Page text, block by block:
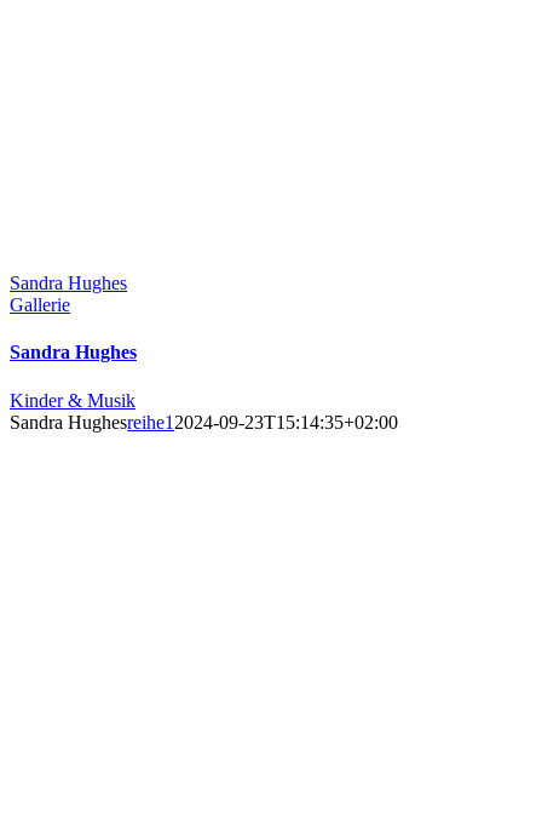
Sandra Hughes
Gallerie
Sandra Hughes
Kinder & Musik
Sandra Hughesreihe1 2024-09-23T15:14:35+02:00